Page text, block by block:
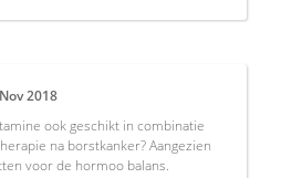
2018
ook geschikt in combinatie
na borstkanker? Aangezien
voor de hormoo balans.